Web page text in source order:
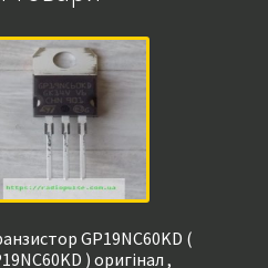
GP19NC60KD (
) оригінал ,